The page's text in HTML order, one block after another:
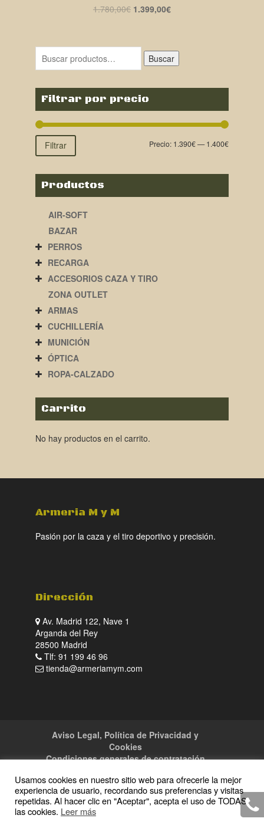
1.780,00€ El
era:
1.780,00€.
1.399,00€El
es:
1.399,00€.
Buscar
Filtrar por precio
Filtrar Precio: 1.390€—1.400€
Productos
AIR-SOFT
BAZAR
PERROS
RECARGA
ACCESORIOS CAZA Y TIRO
ZONA OUTLET
ARMAS
CUCHILLERÍA
MUNICIÓN
ÓPTICA
ROPA-CALZADO
Carrito
No hay productos en el carrito.
Armeria M y M
Pasión por la caza y el tiro deportivo y precisión.
Dirección
Av. Madrid 122, Nave 1
Arganda del Rey
28500 Madrid
Tlf: 91 199 46 96
tienda@armeriamym.com
Aviso Legal, Política de Privacidad y
Cookies
Condiciones generales de contratación
Usamos cookies en nuestro sitio web para ofrecerle la mejor
experiencia de usuario, recordando sus preferencias y visitas
repetidas. Al hacer clic en "Aceptar", acepta el uso de TODAS
las cookies. Leer más